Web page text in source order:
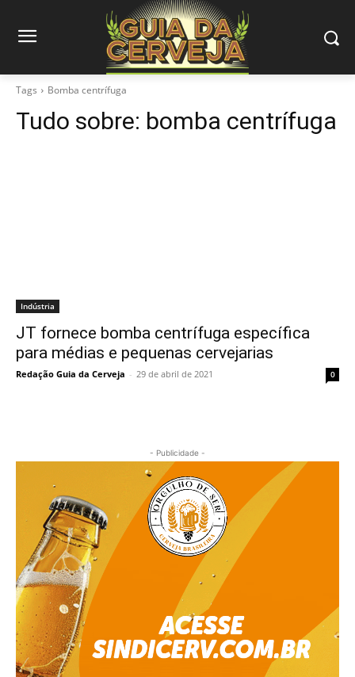
Tags Bomba centrífuga
Tudo sobre: bomba centrífuga
Indústria
JT fornece bomba centrífuga específica
para médias e pequenas cervejarias
Redação Guia da Cerveja - 29 de abril de 2021 0
- Publicidade -